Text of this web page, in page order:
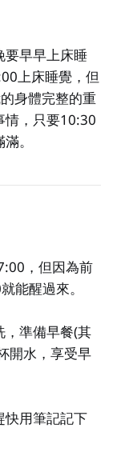
要早早上床睡
上床睡覺，但
身體完整的重
情，只要10:30
。
，但因為前
能醒過來。
，準備早餐(其
開水，享受早
快用筆記記下